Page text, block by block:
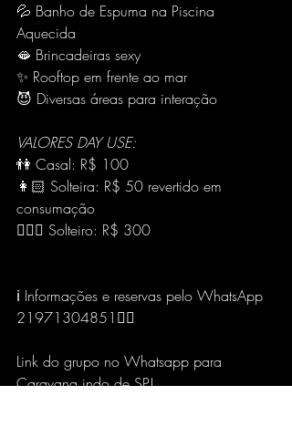
💦 Banho de Espuma na Piscina
Aquecida
🫦 Brincadeiras sexy
✨ Rooftop em frente ao mar
😈 Diversas áreas para interação
VALORES DAY USE:
👫 Casal: R$ 100
👩🏻 Solteira: R$ 50 revertido em
consumação
🧔🏻‍♂️ Solteiro: R$ 300
ℹ️ Informações e reservas pelo WhatsApp
21971304851👈🏻
Link do grupo no Whatsapp para
Caravana indo de SP!